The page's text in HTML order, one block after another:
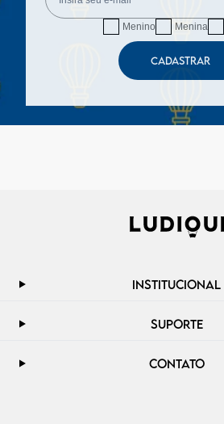
Menino Menina
CADASTRAR
INSTITUCIONAL
SUPORTE
CONTATO